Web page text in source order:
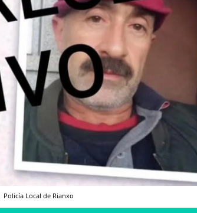
Policía Local de Rianxo